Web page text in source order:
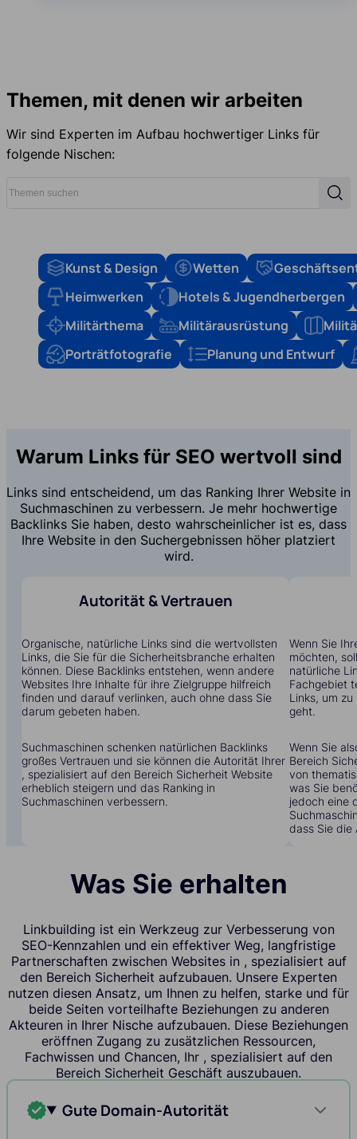
Themen, mit denen wir arbeiten
Wir sind Experten im Aufbau hochwertiger Links für
folgende Nischen:
Kunst & Design Wetten
Heimwerken
Hotels & Jugendherbergen
Militärthema
Militärausrüstung
Porträtfotografie
Planung und Entwurf
Warum Links für SEO wertvoll sind
Links sind entscheidend, um das Ranking Ihrer Website in
Suchmaschinen zu verbessern. Je mehr hochwertige
Backlinks Sie haben, desto wahrscheinlicher ist es, dass
Ihre Website in den Suchergebnissen höher platziert
wird.
Autorität & Vertrauen
Organische, natürliche Links sind die wertvollsten
Links, die Sie für die Sicherheitsbranche erhalten
können. Diese Backlinks entstehen, wenn andere
Websites Ihre Inhalte für ihre Zielgruppe hilfreich
finden und darauf verlinken, auch ohne dass Sie
darum gebeten haben.
Suchmaschinen schenken natürlichen Backlinks
großes Vertrauen und sie können die Autorität Ihrer
, spezialisiert auf den Bereich Sicherheit Website
erheblich steigern und das Ranking in
Suchmaschinen verbessern.
Wenn Sie
möchten,
natürliche
Fachgebiet
Links, um
geht.
Wenn Sie
Bereich
von
was Sie
jedoch eine
dass Sie die
Was Sie erhalten
Linkbuilding ist ein Werkzeug zur Verbesserung von
SEO-Kennzahlen und ein effektiver Weg, langfristige
Partnerschaften zwischen Websites in , spezialisiert auf
den Bereich Sicherheit aufzubauen. Unsere Experten
nutzen diesen Ansatz, um Ihnen zu helfen, starke und für
beide Seiten vorteilhafte Beziehungen zu anderen
Akteuren in Ihrer Nische aufzubauen. Diese Beziehungen
eröffnen Zugang zu zusätzlichen Ressourcen,
Fachwissen und Chancen, Ihr , spezialisiert auf den
Bereich Sicherheit Geschäft auszubauen.
Gute Domain-Autorität